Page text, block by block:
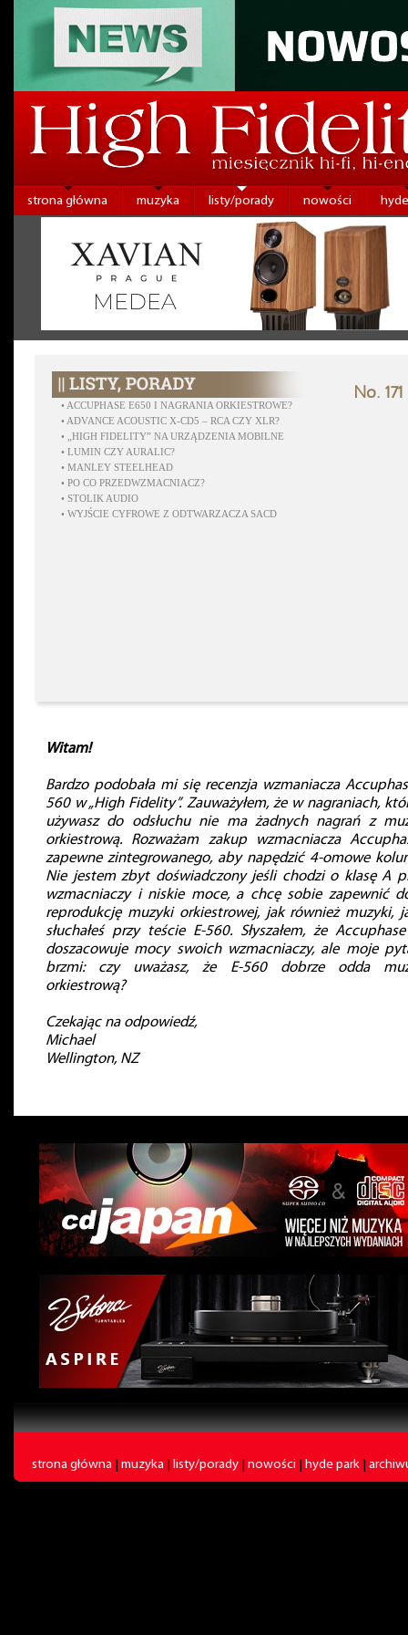
strona główna muzyka listy/porady nowości
No.
• ACCUPHASE E650 I NAGRANIA ORKIESTROWE?
• ADVANCE ACOUSTIC X-CD5 – RCA CZY XLR?
•
„HIGH FIDELITY” NA URZĄDZENIA MOBILNE
• LUMIN CZY AURALIC?
• MANLEY STEELHEAD
• PO CO PRZEDWZMACNIACZ?
• STOLIK AUDIO
• WYJŚCIE CYFROWE Z ODTWARZACZA SACD
Witam!
Bardzo podobała mi się recenzja wzmaniacza
560 w „High Fidelity”. Zauważyłem, że w nagraniach,
używasz do odsłuchu nie ma żadnych nagrań z
orkiestrową. Rozważam zakup wzmacniacza
zapewne zintegrowanego, aby napędzić 4-omowe
Nie jestem zbyt doświadczony jeśli chodzi o klasę A
wzmacniaczy i niskie moce, a chcę sobie zapewnić
reprodukcję muzyki orkiestrowej, jak również muzyki,
słuchałeś przy teście E-560. Słyszałem, że
doszacowuje mocy swoich wzmacniaczy, ale moje
brzmi: czy uważasz, że E-560 dobrze odda
orkiestrową?
Czekając na odpowiedź,
Michael
Wellington, NZ
strona główna muzyka listy/porady nowości hyde park